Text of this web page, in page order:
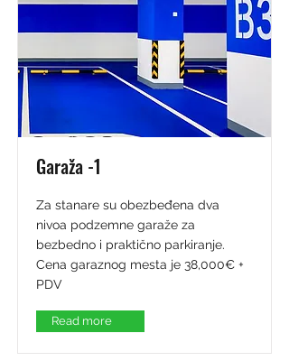
Garaža -1
Za stanare su obezbeđena dva
nivoa podzemne garaže za
bezbedno i praktično parkiranje.
Cena garaznog mesta je 38,000€ +
PDV
Read more